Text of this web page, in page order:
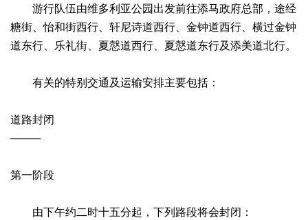
游行队伍由维多利亚公园出发前往添马政府总部，途经
糖街、怡和街西行、轩尼诗道西行、金钟道西行、横过金钟
道东行、乐礼街、夏慤道西行、夏慤道东行及添美道北行。
有关的特别交通及运输安排主要包括：
道路封闭
────
第一阶段
由下午约二时十五分起，下列路段将会封闭：